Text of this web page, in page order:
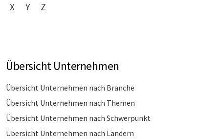
X
Y Z
Übersicht Unternehmen
Übersicht Unternehmen nach Branche
Übersicht Unternehmen nach Themen
Übersicht Unternehmen nach Schwerpunkt
Übersicht Unternehmen nach Ländern